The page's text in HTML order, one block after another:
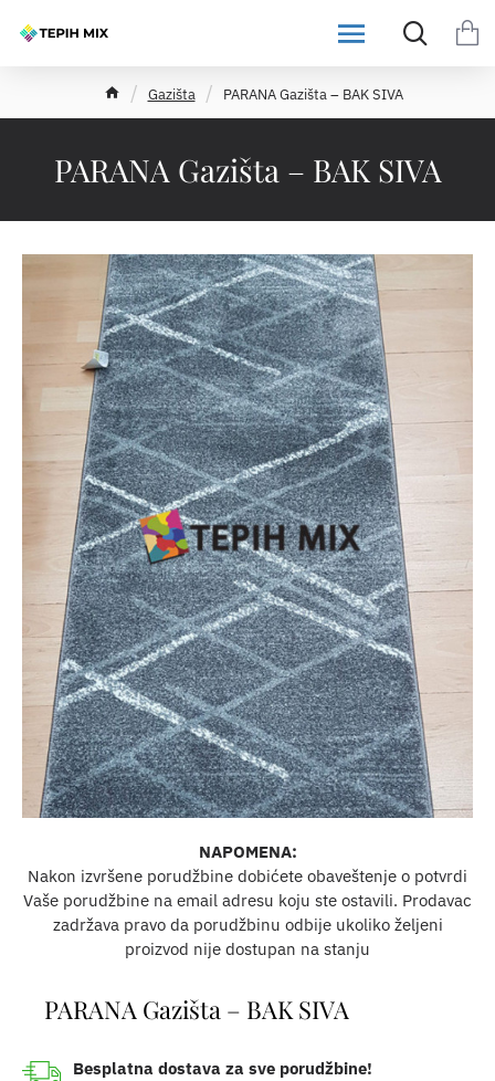
PARANA Gazišta – BAK SIVA
h
o
e
Gazišta PARANA Gazišta – BAK SIVA
NAPOMENA:
Nakon izvršene porudžbine dobićete obaveštenje o potvrdi
Vaše porudžbine na email adresu koju ste ostavili. Prodavac
zadržava pravo da porudžbinu odbije ukoliko željeni
proizvod nije dostupan na stanju
PARANA Gazišta – BAK SIVA
Besplatna dostava za sve porudžbine!